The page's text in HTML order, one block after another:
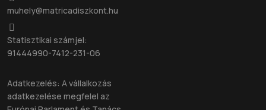
muhely@matricadiszkont.hu
Statisztikai számjel:
91444990-7412-231-06
Adatkezelés: A vállalkozás
adatkezelése megfelel az